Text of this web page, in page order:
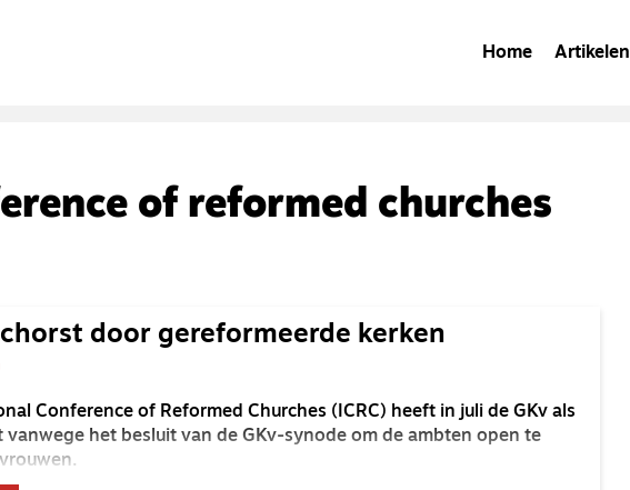
Home Artikelen
of reformed churches
door gereformeerde kerken
Conference of Reformed Churches (ICRC) heeft in juli de GKv als
vanwege het besluit van de GKv-synode om de ambten open te